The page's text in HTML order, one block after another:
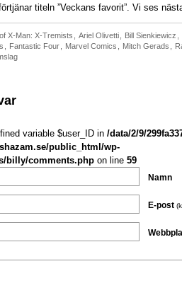
titeln ”Veckans favorit”. Vi ses
X-Man: X-Tremists Ariel Olivetti Bill Sienkiewicz
Fantastic Four Marvel Comics Mitch Gerads
variable $user_ID in /data/2/9/
public_html/wp-
billy/comments.php on line 59
Namn
E-post